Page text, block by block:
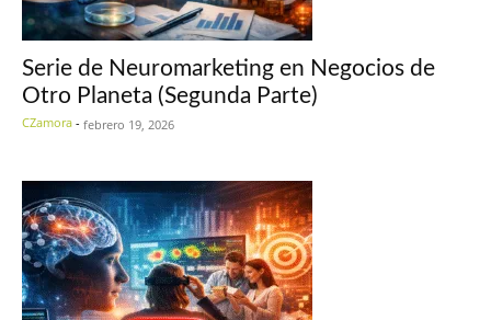
Serie de Neuromarketing en Negocios de
Otro Planeta (Segunda Parte)
CZamora - febrero 19, 2026